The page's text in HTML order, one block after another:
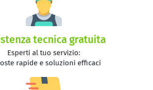
tecnica gratuita
Esperti al tuo servizio:
rapide e soluzioni efficaci